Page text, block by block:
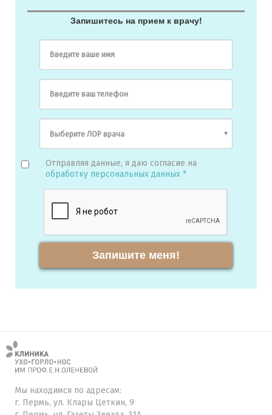
Запишитесь на прием к врачу!
Введите ваше имя
Введите ваш телефон
Отправляя данные, я даю согласие на
обработку персональных данных *
Запишите меня!
Мы находимся по адресам:
г. Пермь, ул. Клары Цеткин, 9